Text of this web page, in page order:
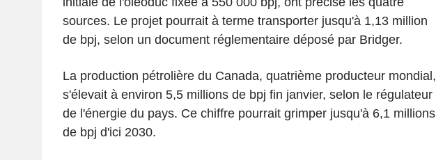
sources. Le projet pourrait à terme transporter jusqu'à 1,13 million
de bpj, selon un document réglementaire déposé par Bridger.
La production pétrolière du Canada, quatrième producteur mondial,
s'élevait à environ 5,5 millions de bpj fin janvier, selon le régulateur
de l'énergie du pays. Ce chiffre pourrait grimper jusqu'à 6,1 millions
de bpj d'ici 2030.